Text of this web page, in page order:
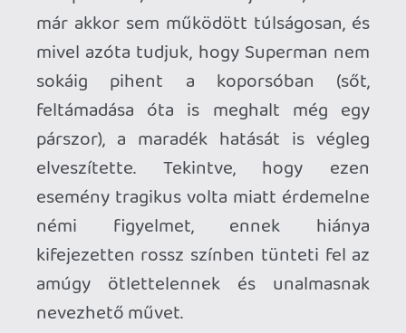
ASuperman halála
nem más, mint egy
nagyra fújt lufi, ami azonban hamar
kipukkad. Az ész nélküli bunyót egészen
rövid idő alatt meg lehet unni, a rajzok
sem erősítenek rá arra, hogy az ember
folytassa a kötetet, valamint a
hatásvadász megoldások (mint pl. a
hatalmas, egyoldalas panelek) is